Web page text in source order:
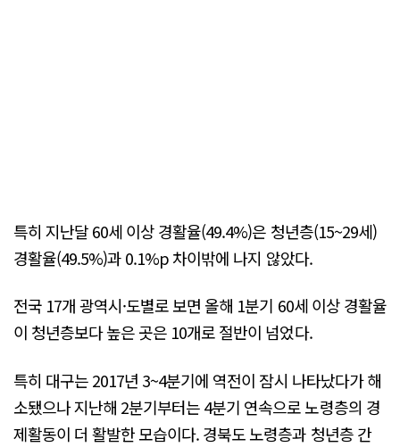
특히 지난달 60세 이상 경활율(49.4%)은 청년층(15~29세)
경활율(49.5%)과 0.1%p 차이밖에 나지 않았다.
전국 17개 광역시·도별로 보면 올해 1분기 60세 이상 경활율
이 청년층보다 높은 곳은 10개로 절반이 넘었다.
특히 대구는 2017년 3~4분기에 역전이 잠시 나타났다가 해
소됐으나 지난해 2분기부터는 4분기 연속으로 노령층의 경
제활동이 더 활발한 모습이다. 경북도 노령층과 청년층 간